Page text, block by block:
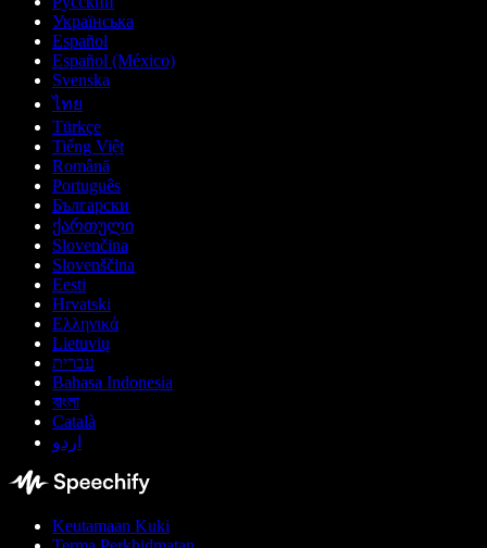
Українська
Español
Español (México)
Svenska
ไทย
Türkçe
Tiếng Việt
Română
Português
Български
ქართული
Slovenčina
Slovenščina
Eesti
Hrvatski
Ελληνικά
Lietuvių
עברית
Bahasa Indonesia
বাংলা
Català
اردو
Keutamaan Kuki